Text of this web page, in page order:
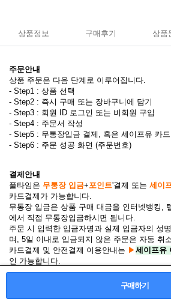
구매하기
상품정보 구매후기 상품
주문안내
상품 주문은 다음 단계로 이루어집니다.
- Step1 : 상품 선택
- Step2 : 즉시 구매 또는 장바구니에 담기
- Step3 : 회원 ID 로그인 또는 비회원 구입
- Step4 : 주문서 작성
- Step5 : 무통장입금 결제, 혹은 세이프유 카드
- Step6 : 주문 성공 화면 (주문번호)
결제안내
풀타임은 무통장 입금+포인트'결제 또는 세이
카드결제가 가능합니다.
무통장 입금은 상품 구매 대금을 인터넷뱅킹,
에서 직접 무통장입금하시면 됩니다.
주문 시 입력한 입금자명과 실제 입금자의 성
며, 5일 이내로 입금되지 않은 주문은 자동 취
카드결제 및 안전결제 이용안내는 ▶세이프유
인 가능합니다.
풀타임에서 배송 되는 모든 제품은 조건 없이